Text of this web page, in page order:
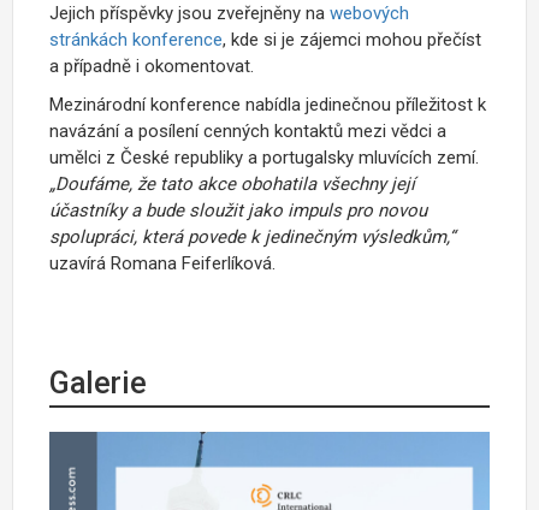
Jejich příspěvky jsou zveřejněny na webových
stránkách konference, kde si je zájemci mohou přečíst
a případně i okomentovat.
Mezinárodní konference nabídla jedinečnou příležitost k
navázání a posílení cenných kontaktů mezi vědci a
umělci z České republiky a portugalsky mluvících zemí.
„Doufáme, že tato akce obohatila všechny její
účastníky a bude sloužit jako impuls pro novou
spolupráci, která povede k jedinečným výsledkům,“
uzavírá Romana Feiferlíková.
Galerie